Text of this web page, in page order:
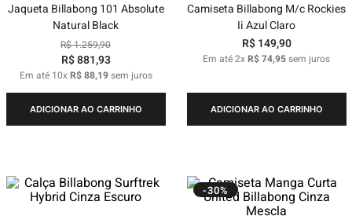
Jaqueta Billabong 101 Absolute
Natural Black
R$1.259,90
R$881,93
Em até 10xR$88,19sem juros
ADICIONAR AO CARRINHO
Camiseta Billabong M/c Rockies
Ii Azul Claro
R$ 149,90
Em até2xR$74,95sem juros
ADICIONAR AO CARRINHO
-30%